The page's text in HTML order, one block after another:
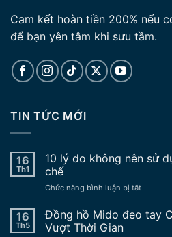
Cam kết hoàn tiền 200% nếu
để bạn yên tâm khi sưu tầm.
TIN TỨC MỚI
16
Th1
10 lý do không nên sử
chế
Chức năng bình luận bị tắtở
lý
do
16
Th5
Đồng hồ Mido đeo tay
Vượt Thời Gian